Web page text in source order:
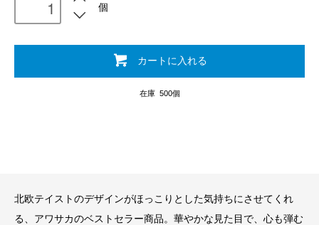
個
カートに入れる
在庫 500個
北欧テイストのデザインがほっこりとした気持ちにさせてくれ
る、アワサカのベストセラー商品。華やかな見た目で、心も弾む